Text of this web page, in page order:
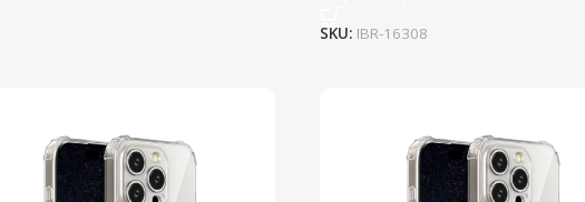
SKU: IBR-16308